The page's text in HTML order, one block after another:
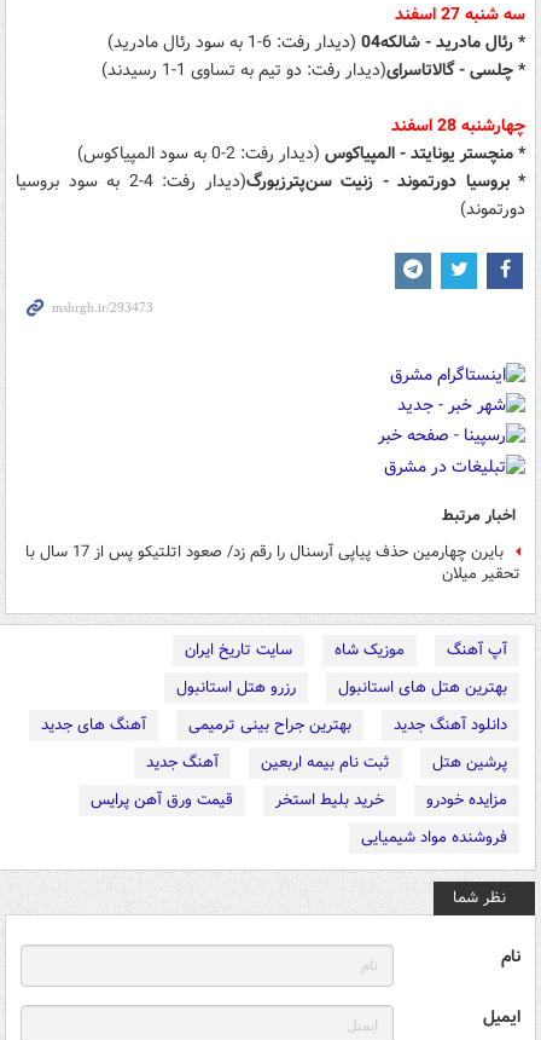
سه شنبه 27 اسفند
* رئال مادرید - شالکه04
(دیدار رفت: 6-1 به سود رئال مادرید)
* چلسی - گالاتاسرای(دیدار رفت: دو تیم به تساوی 1-1 رسیدند)
چهارشنبه 28 اسفند
* منچستر یونایتد - المپیاکوس (دیدار رفت: 2-0 به سود المپیاکوس)
* بروسیا دورتموند - زنیت سن‌پترزبورگ
(دیدار رفت: 4-2 به سود بروسیا
دورتموند)
اخبار مرتبط
بایرن چهارمین حذف پیاپی آرسنال را رقم زد/ صعود اتلتیکو پس از 17 سال با
تحقیر میلان
آپ آهنگ موزیک شاه
سایت تاریخ ایران
بهترین هتل های استانبول
رزرو هتل استانبول
دانلود آهنگ جدید
بهترین جراح بینی ترمیمی
آهنگ های جدید
پرشین هتل
ثبت نام بیمه اربعین
آهنگ جدید
مزایده خودرو
خرید بلیط استخر
قیمت ورق آهن پرایس
فروشنده مواد شیمیایی
نظر شما
نام
ایمیل